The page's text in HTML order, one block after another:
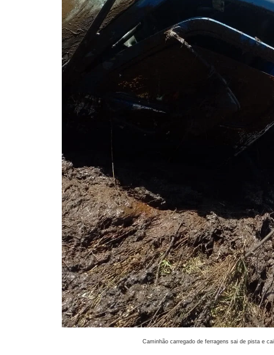
Caminhão carregado de ferragens sai de pista e